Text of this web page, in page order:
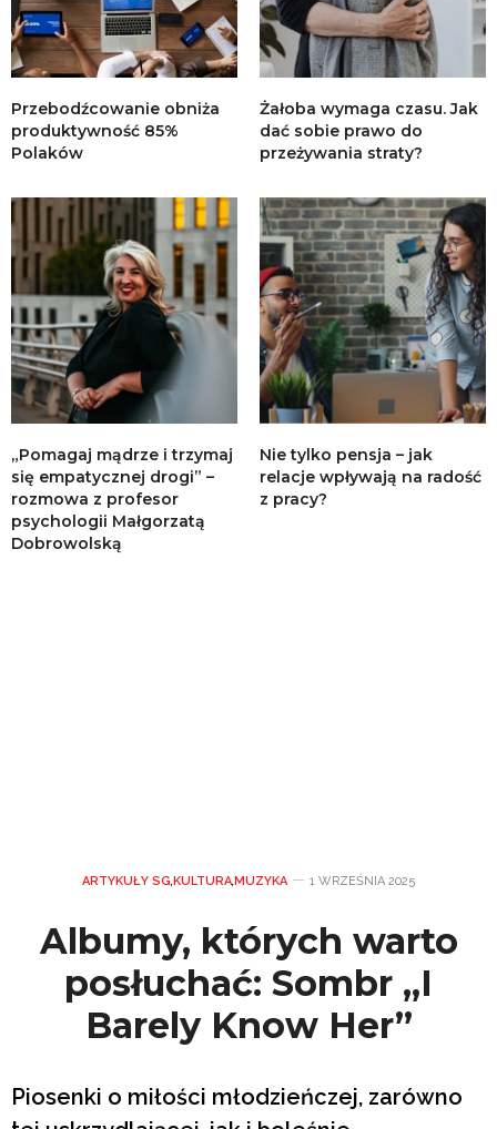
Przebodźcowanie obniża
produktywność 85%
Polaków
Żałoba wymaga czasu. Jak
dać sobie prawo do
przeżywania straty?
„Pomagaj mądrze i trzymaj
się empatycznej drogi” –
rozmowa z profesor
psychologii Małgorzatą
Dobrowolską
Nie tylko pensja – jak
relacje wpływają na radość
z pracy?
ARTYKUŁY SG,KULTURA,MUZYKA 1 WRZEŚNIA 2025
Albumy, których warto
posłuchać: Sombr „I
Barely Know Her”
Piosenki o miłości młodzieńczej, zarówno